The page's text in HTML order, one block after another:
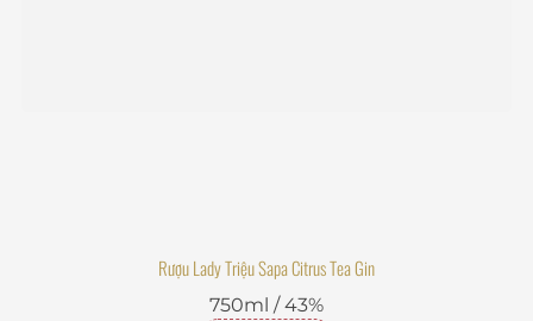
Rượu Lady Triệu Sapa Citrus Tea Gin
750ml / 43%